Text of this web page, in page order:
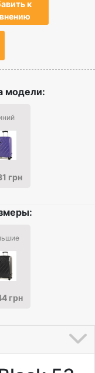
к
модели:
грн
грн